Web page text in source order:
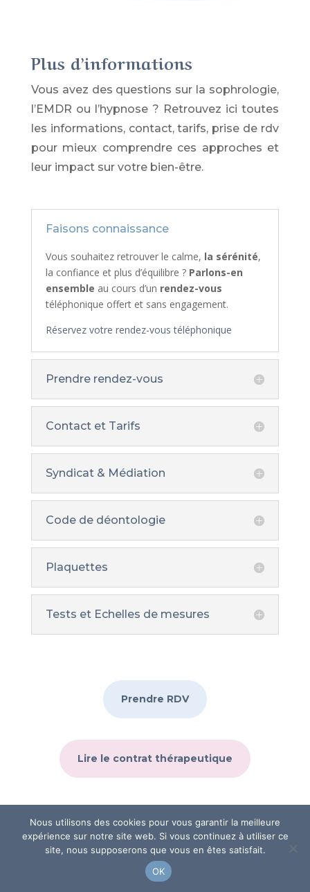
Plus d’informations
Vous avez des questions sur la sophrologie,
l’EMDR ou l’hypnose ? Retrouvez ici toutes
les informations, contact, tarifs, prise de rdv
pour mieux comprendre ces approches et
leur impact sur votre bien-être.
Faisons connaissance
Vous souhaitez retrouver le calme, la sérénité,
la confiance et plus d’équilibre ? Parlons-en
ensemble au cours d’un rendez-vous
téléphonique offert et sans engagement.
Réservez votre rendez-vous téléphonique
Prendre rendez-vous
Contact et Tarifs
Syndicat & Médiation
Code de déontologie
Plaquettes
Tests et Echelles de mesures
Prendre RDV
Lire le contrat thérapeutique
Merci de me donner votre avis!
Cela nous aide à tous!
Nous utilisons des cookies pour vous garantir la meilleure
expérience sur notre site web. Si vous continuez à utiliser ce
site, nous supposerons que vous en êtes satisfait.
OK